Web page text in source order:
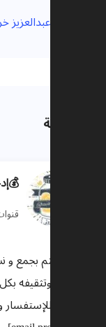
قنوات
قناة تهتم بجمع و نشر
المالية وتثقيفه بكل